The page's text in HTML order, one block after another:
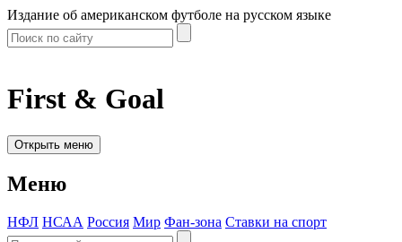
Издание об американском футболе на русском языке
First & Goal
Открыть меню
Меню
НФЛ НСАА Россия Мир Фан-зона Ставки на спорт